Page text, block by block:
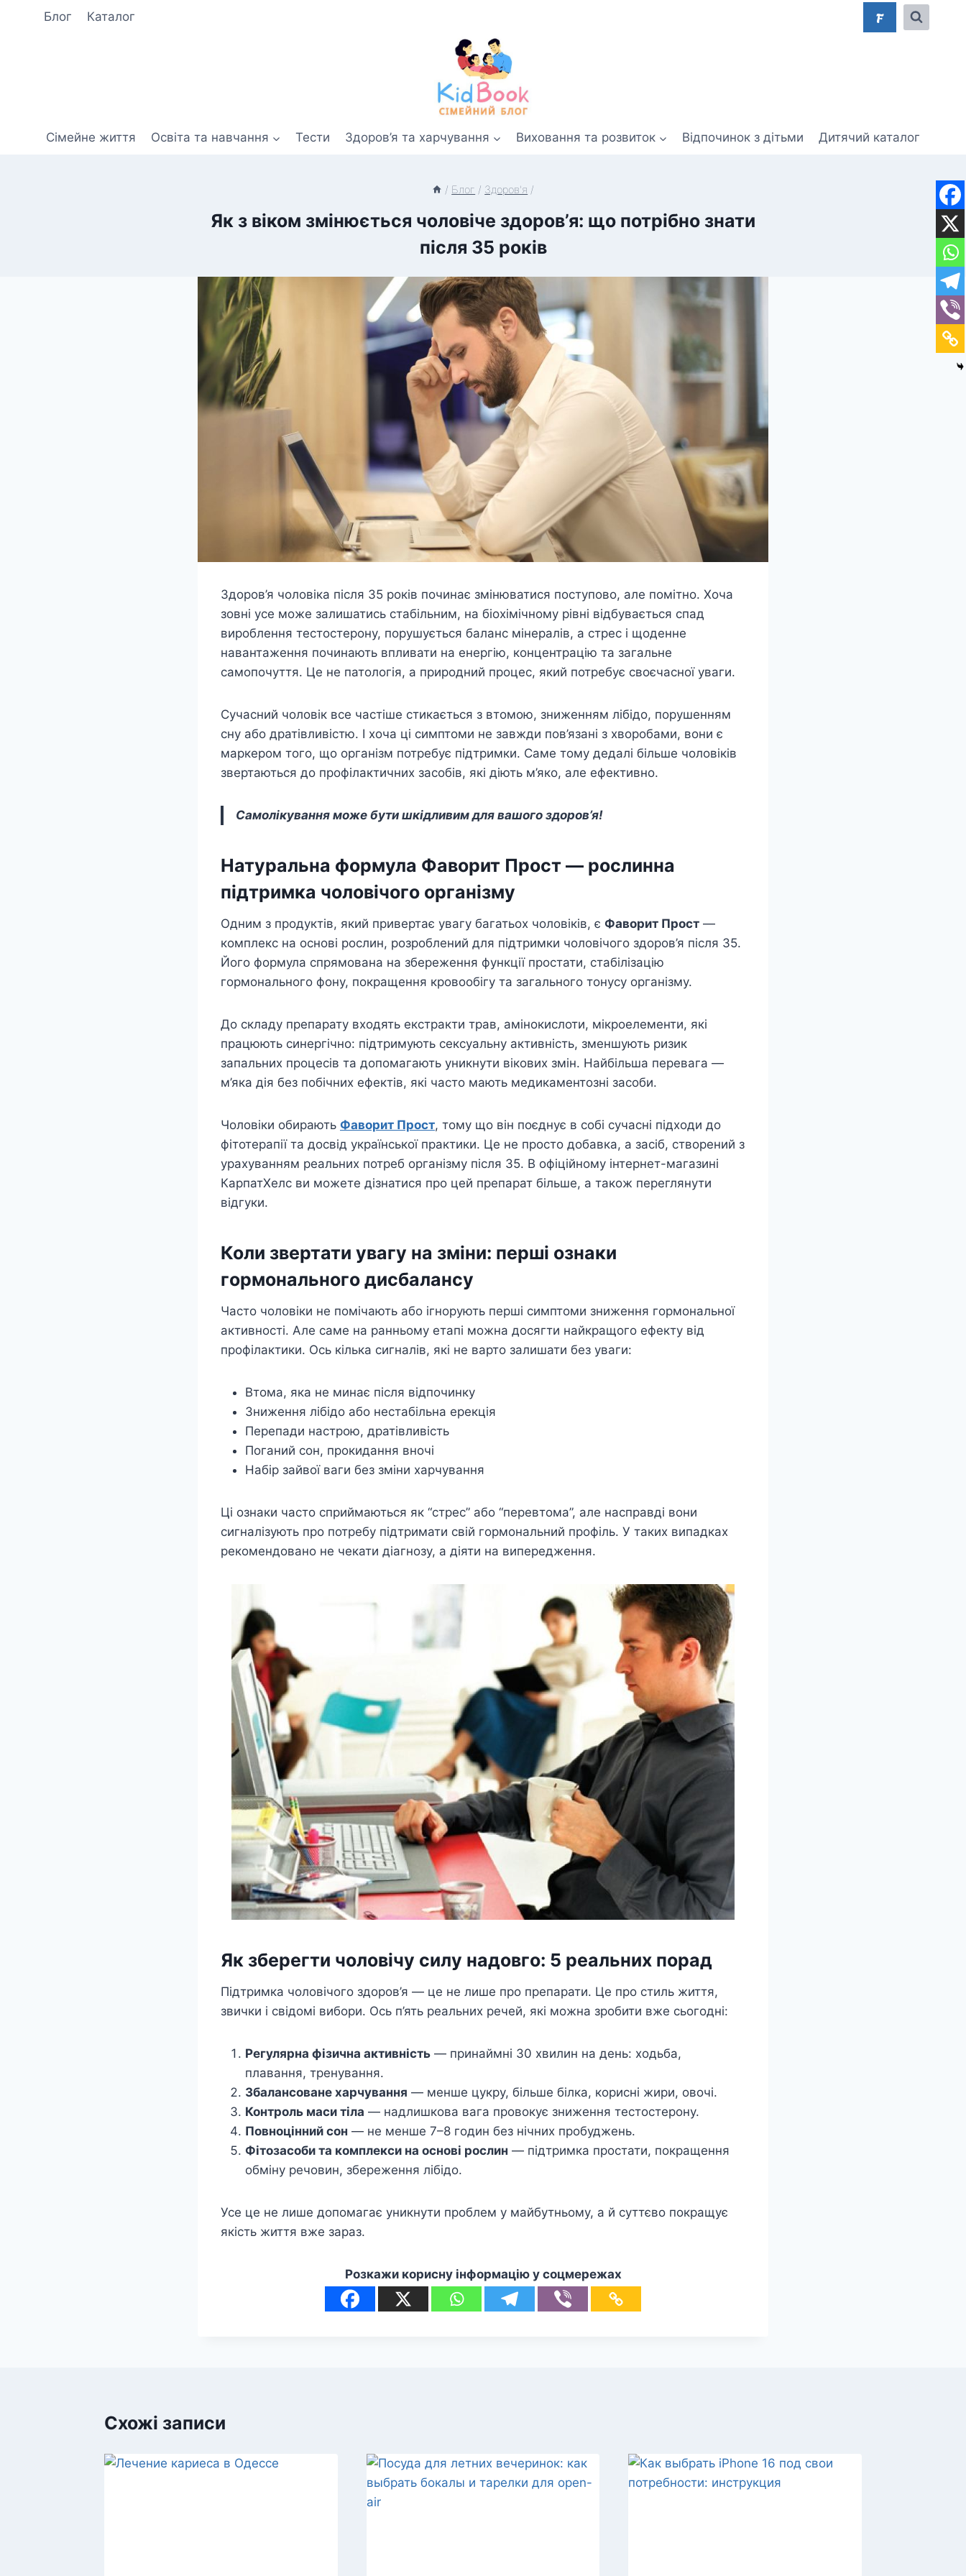
Перейти
Блог Каталог F
Сімейне життя Освіта та навчання Тести Здоров’я та харчування Виховання та розвиток Відпочинок з дітьми Дитячий каталог
/ Блог / Здоров'я /
Як з віком змінюється чоловіче здоров’я: що потрібно знати
після 35 років
Здоров’я чоловіка після 35 років починає змінюватися поступово, але помітно. Хоча
зовні усе може залишатись стабільним, на біохімічному рівні відбувається спад
вироблення тестостерону, порушується баланс мінералів, а стрес і щоденне
навантаження починають впливати на енергію, концентрацію та загальне
самопочуття. Це не патологія, а природний процес, який потребує своєчасної уваги.
Сучасний чоловік все частіше стикається з втомою, зниженням лібідо, порушенням
сну або дратівливістю. І хоча ці симптоми не завжди пов’язані з хворобами, вони є
маркером того, що організм потребує підтримки. Саме тому дедалі більше чоловіків
звертаються до профілактичних засобів, які діють м’яко, але ефективно.
Самолікування може бути шкідливим для вашого здоров’я!
Натуральна формула Фаворит Прост — рослинна
підтримка чоловічого організму
Одним з продуктів, який привертає увагу багатьох чоловіків, є Фаворит Прост —
комплекс на основі рослин, розроблений для підтримки чоловічого здоров’я після 35.
Його формула спрямована на збереження функції простати, стабілізацію
гормонального фону, покращення кровообігу та загального тонусу організму.
До складу препарату входять екстракти трав, амінокислоти, мікроелементи, які
працюють синергічно: підтримують сексуальну активність, зменшують ризик
запальних процесів та допомагають уникнути вікових змін. Найбільша перевага —
м’яка дія без побічних ефектів, які часто мають медикаментозні засоби.
Чоловіки обирають Фаворит Прост, тому що він поєднує в собі сучасні підходи до
фітотерапії та досвід української практики. Це не просто добавка, а засіб, створений з
урахуванням реальних потреб організму після 35. В офіційному інтернет-магазині
КарпатХелс ви можете дізнатися про цей препарат більше, а також переглянути
відгуки.
Коли звертати увагу на зміни: перші ознаки
гормонального дисбалансу
Часто чоловіки не помічають або ігнорують перші симптоми зниження гормональної
активності. Але саме на ранньому етапі можна досягти найкращого ефекту від
профілактики. Ось кілька сигналів, які не варто залишати без уваги:
Втома, яка не минає після відпочинку
Зниження лібідо або нестабільна ерекція
Перепади настрою, дратівливість
Поганий сон, прокидання вночі
Набір зайвої ваги без зміни харчування
Ці ознаки часто сприймаються як “стрес” або “перевтома”, але насправді вони
сигналізують про потребу підтримати свій гормональний профіль. У таких випадках
рекомендовано не чекати діагнозу, а діяти на випередження.
Як зберегти чоловічу силу надовго: 5 реальних порад
Підтримка чоловічого здоров’я — це не лише про препарати. Це про стиль життя,
звички і свідомі вибори. Ось п’ять реальних речей, які можна зробити вже сьогодні:
Регулярна фізична активність — принаймні 30 хвилин на день: ходьба,
плавання, тренування.
Збалансоване харчування — менше цукру, більше білка, корисні жири, овочі.
Контроль маси тіла — надлишкова вага провокує зниження тестостерону.
Повноцінний сон — не менше 7–8 годин без нічних пробуджень.
Фітозасоби та комплекси на основі рослин — підтримка простати, покращення
обміну речовин, збереження лібідо.
Усе це не лише допомагає уникнути проблем у майбутньому, а й суттєво покращує
якість життя вже зараз.
Розкажи корисну інформацію у соцмережах
Схожі записи